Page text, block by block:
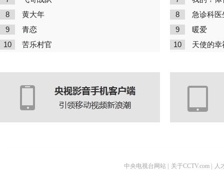
8 黄大年
9 青恋
10 苦乐村官
8 急诊科医
9 暖爱
10 天使的幸
中央电视台网站 关于CCTV.com 人